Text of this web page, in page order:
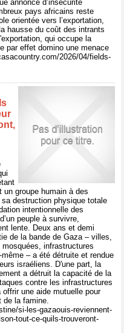
annoncé d’insécurité
pays africains reste
orientée vers l’exportation,
hausse du coût des intrants
qui occupe la
par effet domino une menace
2026/04/fields-
un groupe humain à des
destruction physique totale
intentionnelle des
peuple à survivre,
lente. Deux ans et demi
de la bande de Gaza – villes,
infrastructures
– a été détruite et rendue
israéliens. D'une part, la
a détruit la capacité de la
contre les infrastructures
une aide mutuelle pour
de la famine.
si-les-gazaouis-reviennent-
tout-ce-quils-trouveront-